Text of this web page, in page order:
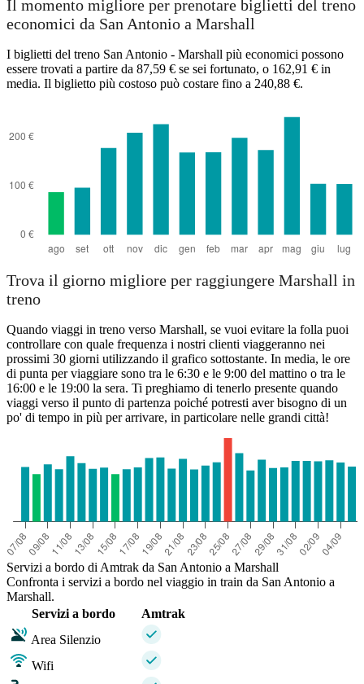
Il momento migliore per prenotare biglietti del treno
economici da San Antonio a Marshall
I biglietti del treno San Antonio - Marshall più economici possono
essere trovati a partire da 87,59 € se sei fortunato, o 162,91 € in
media. Il biglietto più costoso può costare fino a 240,88 €.
Trova il giorno migliore per raggiungere Marshall in
treno
Quando viaggi in treno verso Marshall, se vuoi evitare la folla puoi
controllare con quale frequenza i nostri clienti viaggeranno nei
prossimi 30 giorni utilizzando il grafico sottostante. In media, le ore
di punta per viaggiare sono tra le 6:30 e le 9:00 del mattino o tra le
16:00 e le 19:00 la sera. Ti preghiamo di tenerlo presente quando
viaggi verso il punto di partenza poiché potresti aver bisogno di un
po' di tempo in più per arrivare, in particolare nelle grandi città!
Servizi a bordo di Amtrak da San Antonio a Marshall
Confronta i servizi a bordo nel viaggio in train da San Antonio a
Marshall.
Servizi a bordo
Amtrak
Area Silenzio
Wifi